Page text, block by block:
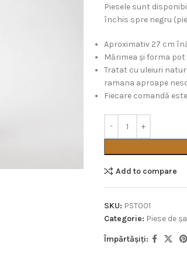
Piesele sunt
închis spre negru
Aproximativ 27 cm
Mărimea și forma
Tratat cu uleiuri
ramana aproape
Fiecare comandă
Add to compare
SKU: PST001
Categorie: Piese de
Împărtășiți: